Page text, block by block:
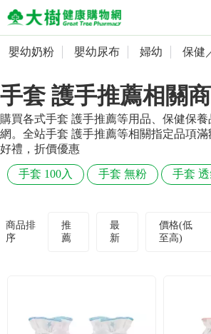
嬰幼奶粉
嬰幼尿布
婦幼
保健／營養品
食品／健康食補
抗菌 尿布 大樹獨家 益生菌 魚油
奶瓶奶嘴
會員資料及密碼修改
常用收件人清單
訂單查詢
收藏清單
優惠券查詢
嬰幼奶粉 嬰幼尿布 婦幼 保健
手套 護手推薦相關
購買各式手套 護手推薦等用品、保健保
網。全站手套 護手推薦等相關指定品項
好禮，折價優惠
手套 100入 手套 無粉 手套
商品排
序
推
薦
最
新
價格(低
至高)